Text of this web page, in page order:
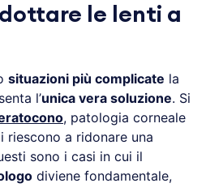
le lenti a
situazioni più complicate la
l’unica vera soluzione. Si
, patologia corneale
riescono a ridonare una
sono i casi in cui il
diviene fondamentale,